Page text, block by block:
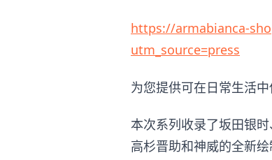
https://armabianca-
utm_source=press
为您提供可在日常生活中
本次系列收录了坂田银
高杉晋助和神威的全新绘